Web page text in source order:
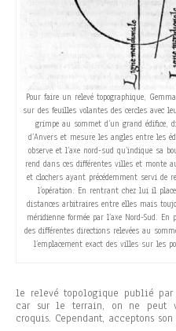
Pour faire un relevé topographique,
sur des feuilles volantes des cercles avec
grimpe au sommet d’un grand édifice,
d’Anvers et mesure les angles entre les
observe et l’axe nord-sud qu’indique sa
rend dans ces différentes villes et monte
et clochers ayant précédemment servi de
l’opération. En rentrant chez lui il
distances arbitraires entre elles mais
méridienne formée par l’axe Nord-Sud. En
des différentes directions relevées au
l’emplacement exact des villes sur les
le relevé topologique publié par
car sur le terrain, on ne peut
croquis. Cependant, acceptons